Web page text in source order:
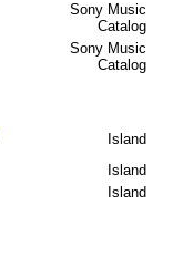
Sony Music
Catalog
Sony Music
Catalog
Island
Island
Island